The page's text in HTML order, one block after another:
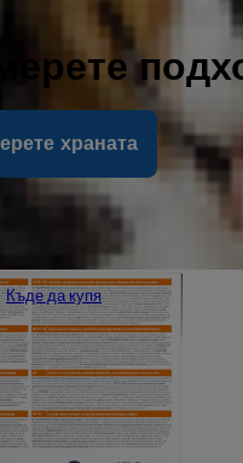
храната
Къде да купя